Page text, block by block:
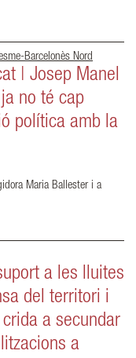
Barcelonès Nord
| Josep Manel
no té cap
política amb la
Maria Ballester i a
a les lluites
del territori i
a secundar
a